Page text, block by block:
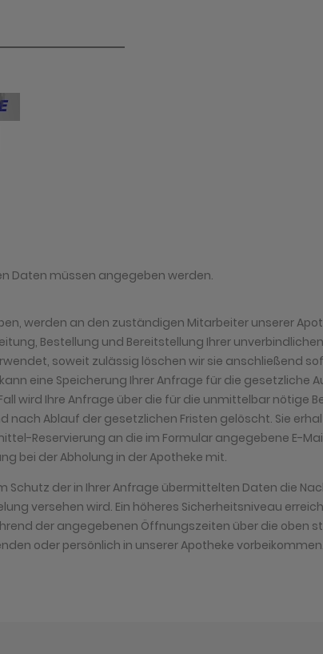
werden an den zuständigen Mitarbeiter unserer
Bestellung und Bereitstellung Ihrer unverbindlichen
soweit zulässig löschen wir sie anschließend
eine Speicherung Ihrer Anfrage für die gesetzliche
wird Ihre Anfrage über die für die unmittelbar nötige
nach Ablauf der gesetzlichen Fristen gelöscht. Sie
Reservierung an die im Formular angegebene E-
bei der Abholung in der Apotheke mit.
Schutz der in Ihrer Anfrage übermittelten Daten die
versehen wird. Ein höheres Sicherheitsniveau
der angegebenen Öffnungszeiten über die oben
oder persönlich in unserer Apotheke vorbeikommen.